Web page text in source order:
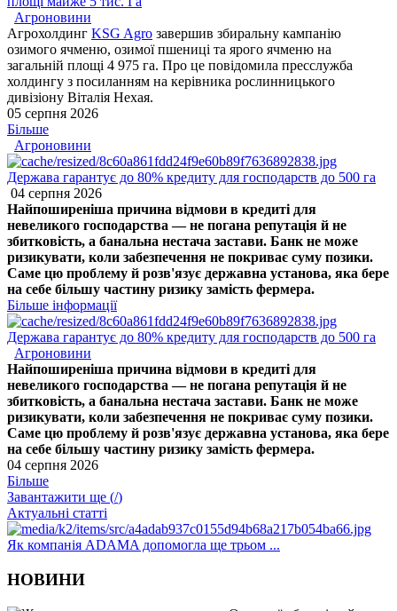
Агроновини
Агрохолдинг KSG Agro завершив збиральну кампанію
озимого ячменю, озимої пшениці та ярого ячменю на
загальній площі 4 975 га. Про це повідомила пресслужба
холдингу з посиланням на керівника рослинницького
дивізіону Віталія Нехая.
05 серпня 2026
Більше
Агроновини
Держава гарантує до 80% кредиту для господарств до 500 га
04 серпня 2026
Найпоширеніша причина відмови в кредиті для
невеликого господарства — не погана репутація й не
збитковість, а банальна нестача застави. Банк не може
ризикувати, коли забезпечення не покриває суму позики.
Саме цю проблему й розв'язує державна установа, яка бере
на себе більшу частину ризику замість фермера.
Більше інформації
Держава гарантує до 80% кредиту для господарств до 500 га
Агроновини
Найпоширеніша причина відмови в кредиті для
невеликого господарства — не погана репутація й не
збитковість, а банальна нестача застави. Банк не може
ризикувати, коли забезпечення не покриває суму позики.
Саме цю проблему й розв'язує державна установа, яка бере
на себе більшу частину ризику замість фермера.
04 серпня 2026
Більше
Завантажити ще (/)
Актуальні статті
Як компанія ADAMA допомогла ще трьом ...
НОВИНИ